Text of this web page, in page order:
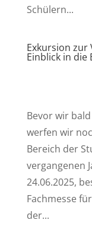
Schülern...
Exkursion zur
Einblick in die
Bevor wir
werfen wir
Bereich der
vergangenen
24.06.2025,
Fachmesse
der...